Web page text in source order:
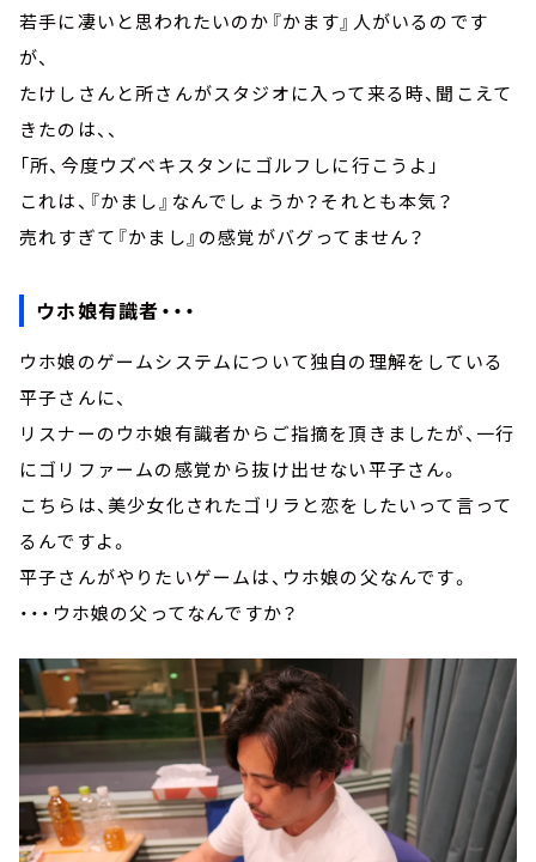
若手に凄いと思われたいのか『かます』人がいるのです
が、
たけしさんと所さんがスタジオに入って来る時、聞こえて
きたのは、、
「所、今度ウズベキスタンにゴルフしに行こうよ」
これは、『かまし』なんでしょうか？それとも本気？
売れすぎて『かまし』の感覚がバグってません？
ウホ娘有識者・・・
ウホ娘のゲームシステムについて独自の理解をしている
平子さんに、
リスナーのウホ娘有識者からご指摘を頂きましたが、一行
にゴリファームの感覚から抜け出せない平子さん。
こちらは、美少女化されたゴリラと恋をしたいって言って
るんですよ。
平子さんがやりたいゲームは、ウホ娘の父なんです。
・・・ウホ娘の父ってなんですか？